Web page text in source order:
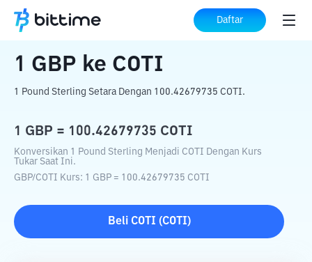
Daftar
Beranda Konverter Kripto ke COTI
1 GBP ke COTI
1 Pound Sterling Setara Dengan 100.42679735 COTI.
1 GBP = 100.42679735 COTI
Konversikan 1 Pound Sterling Menjadi COTI Dengan Kurs
Tukar Saat Ini.
GBP/COTI Kurs: 1 GBP = 100.42679735 COTI
Beli COTI (COTI)